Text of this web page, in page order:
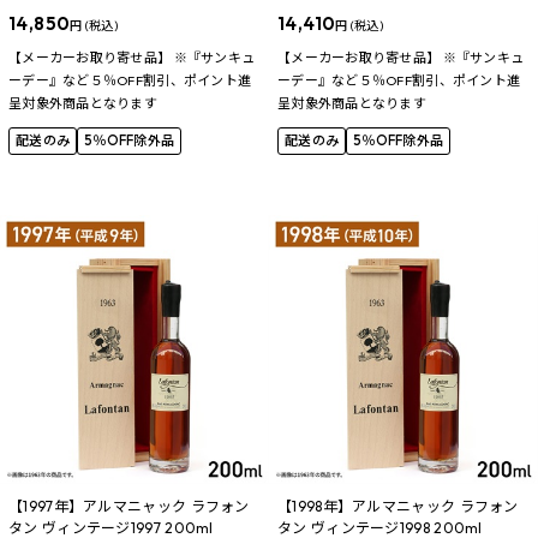
14,850円 (税込)
【メーカーお取り寄せ品】 ※『サンキュ
ーデー』など５％OFF割引、ポイント進
呈対象外商品となります
配送のみ 5％OFF除外品
14,410円 (税込)
【メーカーお取り寄せ品】 ※『サンキュ
ーデー』など５％OFF割引、ポイント進
呈対象外商品となります
配送のみ 5％OFF除外品
【1997年】アルマニャック ラフォン
タン ヴィンテージ1997 200ml
【1998年】アルマニャック ラフォン
タン ヴィンテージ1998 200ml